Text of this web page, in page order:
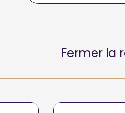
Fermer la